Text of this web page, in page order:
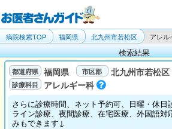
病院検索TOP 福岡県 北九州市若松区 アレル
検索結果
福岡県
北九州市若松区
アレルギー科
さらに診療時間、ネット予約可、日曜・休日
ライン診療、夜間診療、在宅医療、外国語対
みもできます↓